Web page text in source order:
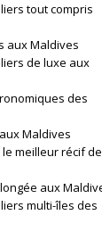
tout compris
aux Maldives
de luxe aux
des
Maldives
meilleur récif de
aux
multi-îles des